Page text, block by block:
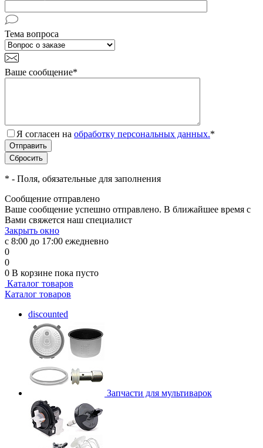
Тема вопроса
Ваше сообщение*
Я согласен на обработку персональных данных.*
* - Поля, обязательные для заполнения
Сообщение отправлено
Ваше сообщение успешно отправлено. В ближайшее время с
Вами свяжется наш специалист
Закрыть окно
с 8:00 до 17:00 ежедневно
0
0
0 В корзине пока пусто
Каталог товаров
Каталог товаров
discounted
Запчасти для мультиварок